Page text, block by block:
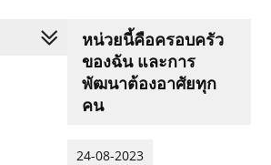
หน่วยนี้คือครอบครัว
ของฉัน และการ
พัฒนาต้องอาศัยทุก
คน
24-08-2023